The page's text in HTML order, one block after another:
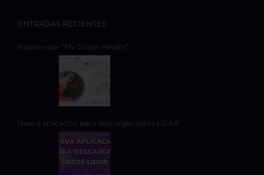
ENTRADAS RECIENTES
Nuevo visor “My Ocean Health”
Nueva aplicación para descargar datos LiDAR